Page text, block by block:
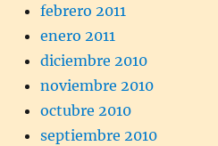
febrero 2011
enero 2011
diciembre 2010
noviembre 2010
octubre 2010
septiembre 2010